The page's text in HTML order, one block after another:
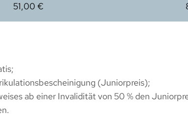
51,00 €
(Juniorpreis);
ab einer Invalidität von 50 % den